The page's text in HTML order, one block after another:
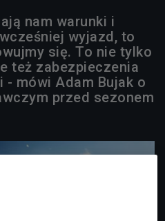
nam warunki i
wyjazd, to
się. To nie tylko
też zabezpieczenia
mówi Adam Bujak o
przed sezonem